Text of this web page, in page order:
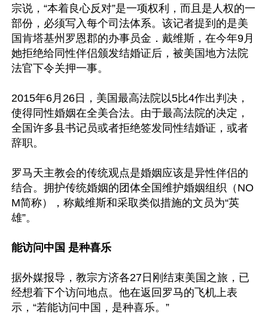
宗说，“本着良心反对”是一项权利，而且是人权的一
部份，必须写入每个司法体系。该记者提到的是美
国肯塔基州罗恩郡的办事员金．戴维斯，在今年9月
她拒绝给同性伴侣颁发结婚证后，被美国地方法院
法官下令关押一事。
2015年6月26日，美国最高法院以5比4作出判决，
使得同性婚姻在全美合法。由于最高法院的决定，
全国许多县书记员或者拒绝签发同性结婚证，或者
辞职。
罗马天主教会的传统观点是婚姻应该是异性伴侣的
结合。拥护传统婚姻的团体全国维护婚姻组织（NO
M简称），称戴维斯和采取类似措施的文员为“英
雄”。
能访问中国 是种喜乐
据外媒报导，教宗方济各27日刚结束美国之旅，已
经想着下个访问地点。他在返回罗马的飞机上表
示，“若能访问中国，是种喜乐。”